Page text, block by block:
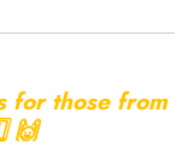
for those from
🙌